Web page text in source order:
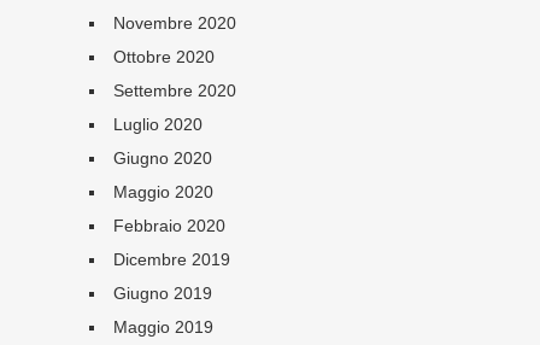
Novembre 2020
Ottobre 2020
Settembre 2020
Luglio 2020
Giugno 2020
Maggio 2020
Febbraio 2020
Dicembre 2019
Giugno 2019
Maggio 2019